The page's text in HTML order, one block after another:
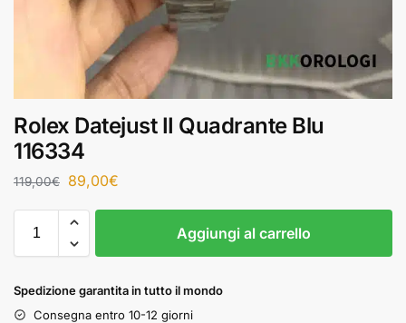
Rolex Datejust II Quadrante Blu
116334
119,00€ 89,00€
Aggiungi al carrello
Spedizione garantita in tutto il mondo
Consegna entro 10-12 giorni